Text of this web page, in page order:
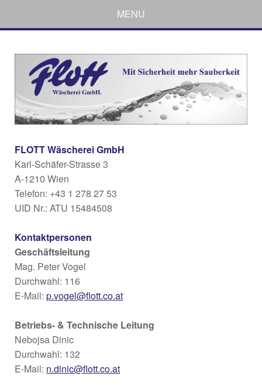
MENU
FLOTT Wäscherei GmbH
Karl-Schäfer-Strasse 3
A-1210 Wien
Telefon: +43 1 278 27 53
UID Nr.: ATU 15484508
Kontaktpersonen
Geschäftsleitung
Mag. Peter Vogel
Durchwahl: 116
E-Mail: p.vogel@flott.co.at
Betriebs- & Technische Leitung
Nebojsa Dinic
Durchwahl: 132
E-Mail: n.dinic@flott.co.at